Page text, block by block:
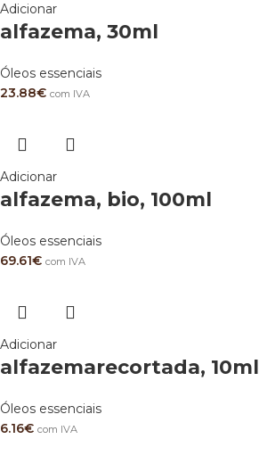
Adicionar
alfazema, 30ml
Óleos essenciais
23.88€ com IVA
Adicionar
alfazema, bio, 100ml
Óleos essenciais
69.61€ com IVA
Adicionar
alfazemarecortada, 10ml
Óleos essenciais
6.16€ com IVA